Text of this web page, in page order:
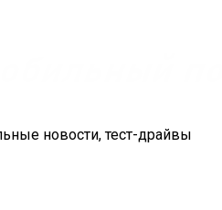
новости, тест-драйвы